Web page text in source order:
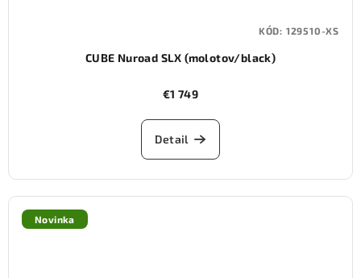
CUBE Nuroad SLX (molotov/black)
€1 749
Detail
KÓD: 129510-XS
Novinka